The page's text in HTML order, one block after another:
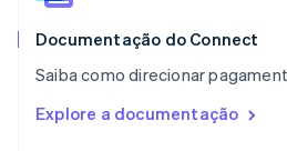
Documentação do Connect
Saiba como direcionar
Explore a documentação
Reino Unido
English
English
English